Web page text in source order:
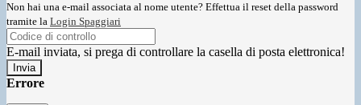
Non hai una e-mail associata al nome utente? Effettua il reset della password
tramite la Login Spaggiari
E-mail inviata, si prega di controllare la casella di posta elettronica!
Errore